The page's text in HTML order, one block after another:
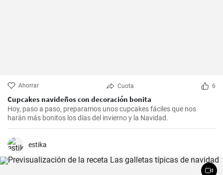
Ahorrar Cuota 6
Cupcakes navideños con decoración bonita
Hoy, paso a paso, preparamos unos cupcakes fáciles que nos
harán más bonitos los días del invierno y la Navidad.
estika